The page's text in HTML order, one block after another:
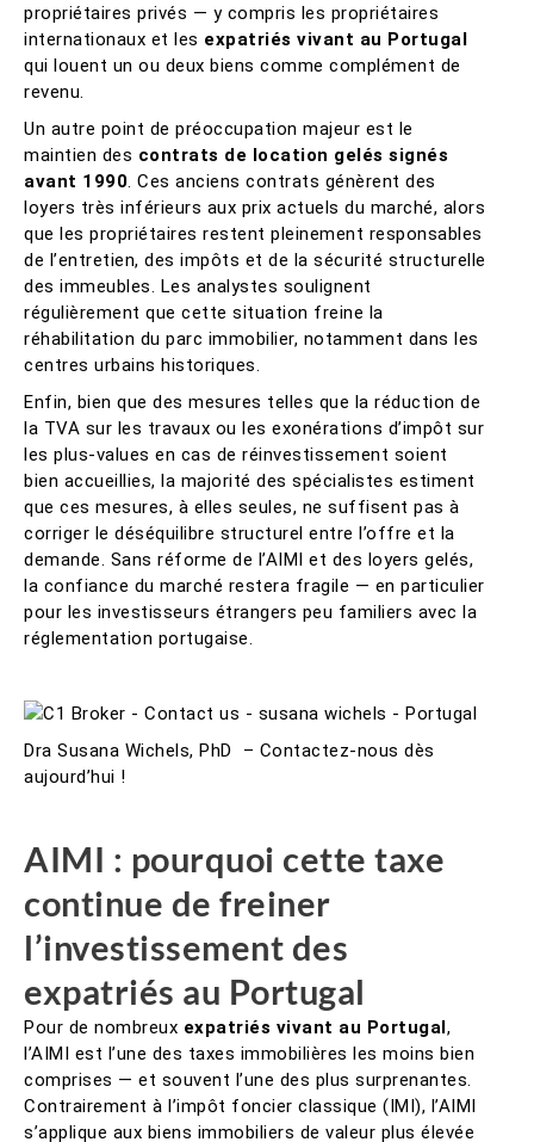
propriétaires privés — y compris les propriétaires
internationaux et les expatriés vivant au Portugal
qui louent un ou deux biens comme complément de
revenu.
Un autre point de préoccupation majeur est le
maintien des contrats de location gelés signés
avant 1990 . Ces anciens contrats génèrent des
loyers très inférieurs aux prix actuels du marché, alors
que les propriétaires restent pleinement responsables
de l’entretien, des impôts et de la sécurité structurelle
des immeubles. Les analystes soulignent
régulièrement que cette situation freine la
réhabilitation du parc immobilier, notamment dans les
centres urbains historiques.
Enfin, bien que des mesures telles que la réduction de
la TVA sur les travaux ou les exonérations d’impôt sur
les plus-values en cas de réinvestissement soient
bien accueillies, la majorité des spécialistes estiment
que ces mesures, à elles seules, ne suffisent pas à
corriger le déséquilibre structurel entre l’offre et la
demande. Sans réforme de l’AIMI et des loyers gelés,
la confiance du marché restera fragile — en particulier
pour les investisseurs étrangers peu familiers avec la
réglementation portugaise.
Dra Susana Wichels, PhD – Contactez-nous dès
aujourd’hui !
AIMI : pourquoi cette taxe
continue de freiner
l’investissement des
expatriés au Portugal
Pour de nombreux expatriés vivant au Portugal,
l’AIMI est l’une des taxes immobilières les moins bien
comprises — et souvent l’une des plus surprenantes.
Contrairement à l’impôt foncier classique (IMI), l’AIMI
s’applique aux biens immobiliers de valeur plus élevée